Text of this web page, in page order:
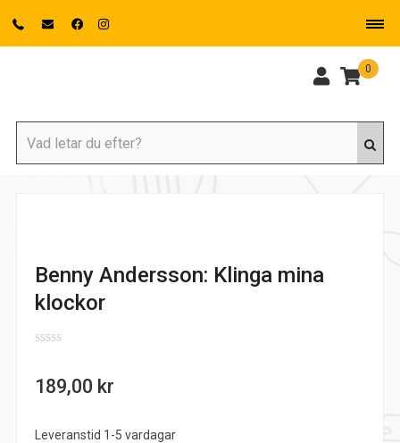
0
Benny Andersson: Klinga mina
klockor
of189,00 kr
Leveranstid 1-5 vardagar